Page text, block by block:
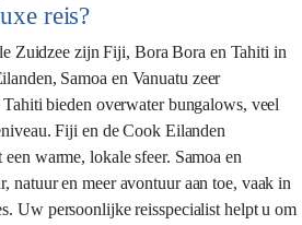
reis?
Zuidzee zijn Fiji, Bora Bora en Tahiti in
Samoa en Vanuatu zeer
bieden overwater bungalows, veel
Fiji en de Cook Eilanden
warme, lokale sfeer. Samoa en
natuur en meer avontuur aan toe, vaak in
Uw persoonlijke reisspecialist helpt u om